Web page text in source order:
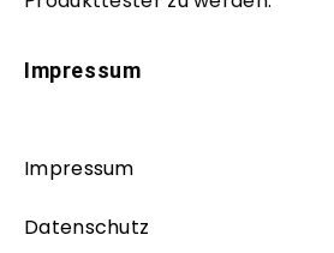
Impressum
Impressum
Datenschutz